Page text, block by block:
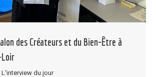
des Créateurs et du Bien-Être à
L'interview du jour